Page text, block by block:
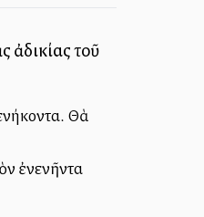
ἀδικίας τοῦ
Θὰ
ἐνενῆντα